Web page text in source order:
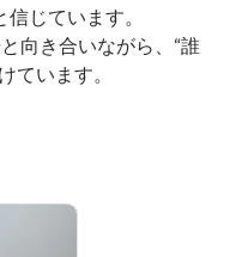
じています。
向き合いながら、“誰
ています。